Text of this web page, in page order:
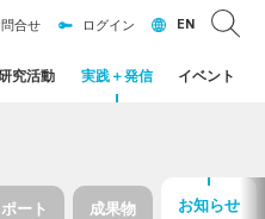
究活動 実践＋発信 イベント
合せ ログイン EN
ート 成果物 お知らせ